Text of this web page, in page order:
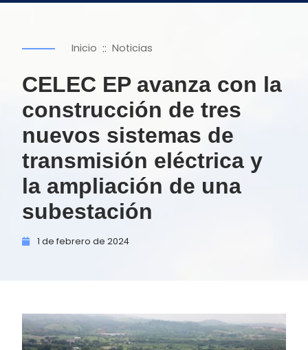
Inicio :: Noticias
CELEC EP avanza con la
construcción de tres
nuevos sistemas de
transmisión eléctrica y
la ampliación de una
subestación
1 de febrero de 2024